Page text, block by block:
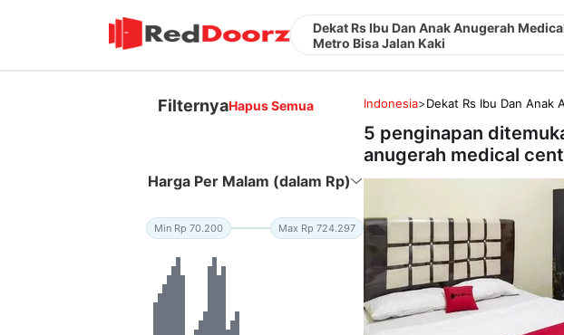
Dekat Rs Ibu Dan Anak Anugerah
Metro Bisa Jalan Kaki
FilternyaHapus Semua
Harga Per Malam (dalam Rp)
Min Rp 70.200 Max Rp 724.297
Indonesia>Dekat Rs Ibu Dan Anak
5 penginapan
anugerah medical